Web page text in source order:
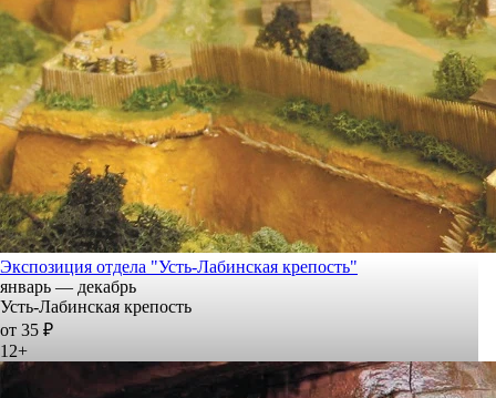
Экспозиция отдела "Усть-Лабинская крепость"
январь — декабрь
Усть-Лабинская крепость
от 35 ₽
12+